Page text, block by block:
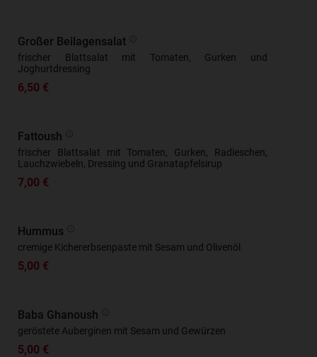
Großer Beilagensalat
frischer Blattsalat mit Tomaten, Gurken und
Joghurtdressing
6,50 €
Fattoush
frischer Blattsalat mit Tomaten, Gurken, Radieschen,
Lauchzwiebeln, Dressing und Granatapfelsirup
7,00 €
Hummus
cremige Kichererbsenpaste mit Sesam und Olivenöl
5,00 €
Baba Ghanoush
geröstete Auberginen mit Sesam und Gewürzen
5,00 €